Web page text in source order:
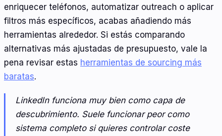
enriquecer teléfonos, automatizar outreach o aplicar
filtros más específicos, acabas añadiendo más
herramientas alrededor. Si estás comparando
alternativas más ajustadas de presupuesto, vale la
pena revisar estas herramientas de sourcing más
baratas.
LinkedIn funciona muy bien como capa de
descubrimiento. Suele funcionar peor como
sistema completo si quieres controlar coste